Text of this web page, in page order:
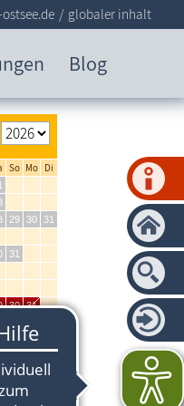
Blog
globaler inhalt
So Mo Di
29 30 31
31
30 31